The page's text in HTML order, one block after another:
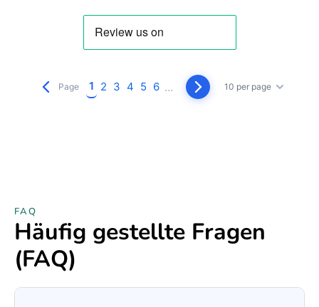
Page 1 2 3 4 5 6 ... 10 per page
FAQ
Häufig gestellte Fragen
(FAQ)